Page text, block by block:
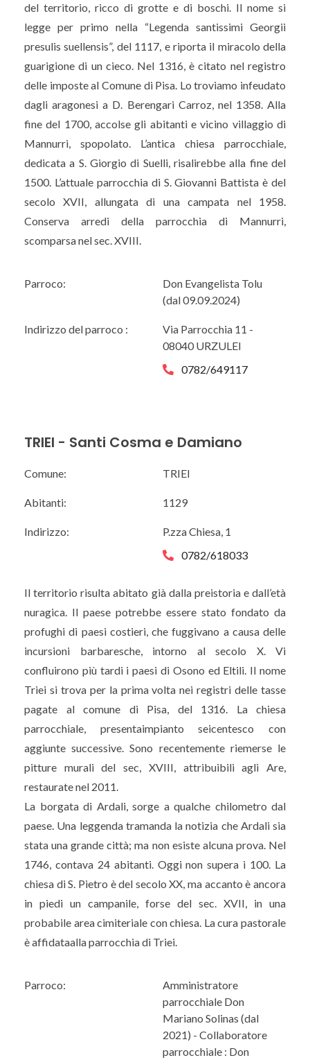
del territorio, ricco di grotte e di boschi. Il nome si
legge per primo nella “Legenda santissimi Georgii
presulis suellensis”, del 1117, e riporta il miracolo della
guarigione di un cieco. Nel 1316, è citato nel registro
delle imposte al Comune di Pisa. Lo troviamo infeudato
dagli aragonesi a D. Berengari Carroz, nel 1358. Alla
fine del 1700, accolse gli abitanti e vicino villaggio di
Mannurri, spopolato. L’antica chiesa parrocchiale,
dedicata a S. Giorgio di Suelli, risalirebbe alla fine del
1500. L’attuale parrocchia di S. Giovanni Battista è del
secolo XVII, allungata di una campata nel 1958.
Conserva arredi della parrocchia di Mannurri,
scomparsa nel sec. XVIII.
Parroco:
Don Evangelista Tolu
(dal 09.09.2024)
Indirizzo del parroco :
Via Parrocchia 11 -
08040 URZULEI
0782/649117
TRIEI - Santi Cosma e Damiano
Comune: TRIEI
Abitanti: 1129
Indirizzo:
P.zza Chiesa, 1
0782/618033
Il territorio risulta abitato già dalla preistoria e dall’età
nuragica. Il paese potrebbe essere stato fondato da
profughi di paesi costieri, che fuggivano a causa delle
incursioni barbaresche, intorno al secolo X. Vi
confluirono più tardi i paesi di Osono ed Eltili. Il nome
Triei si trova per la prima volta nei registri delle tasse
pagate al comune di Pisa, del 1316. La chiesa
parrocchiale, presentaimpianto seicentesco con
aggiunte successive. Sono recentemente riemerse le
pitture murali del sec, XVIII, attribuibili agli Are,
restaurate nel 2011.
La borgata di Ardali, sorge a qualche chilometro dal
paese. Una leggenda tramanda la notizia che Ardali sia
stata una grande città; ma non esiste alcuna prova. Nel
1746, contava 24 abitanti. Oggi non supera i 100. La
chiesa di S. Pietro è del secolo XX, ma accanto è ancora
in piedi un campanile, forse del sec. XVII, in una
probabile area cimiteriale con chiesa. La cura pastorale
è affidataalla parrocchia di Triei.
Parroco:
Amministratore
parrocchiale Don
Mariano Solinas (dal
2021) - Collaboratore
parrocchiale : Don